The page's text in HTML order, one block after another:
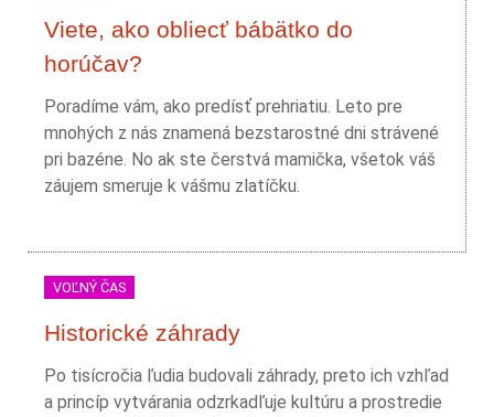
Viete, ako obliecť bábätko do
horúčav?
Poradíme vám, ako predísť prehriatiu. Leto pre
mnohých z nás znamená bezstarostné dni strávené
pri bazéne. No ak ste čerstvá mamička, všetok váš
záujem smeruje k vášmu zlatíčku.
VOĽNÝ ČAS
Historické záhrady
Po tisícročia ľudia budovali záhrady, preto ich vzhľad
a princíp vytvárania odzrkadľuje kultúru a prostredie